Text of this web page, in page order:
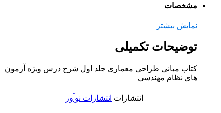
مشخصات
نمایش بیشتر
توضیحات تکمیلی
کتاب مبانی طراحی معماری جلد اول شرح درس ویژه آزمون
های نظام مهندسی
انتشارات انتشارات نوآور